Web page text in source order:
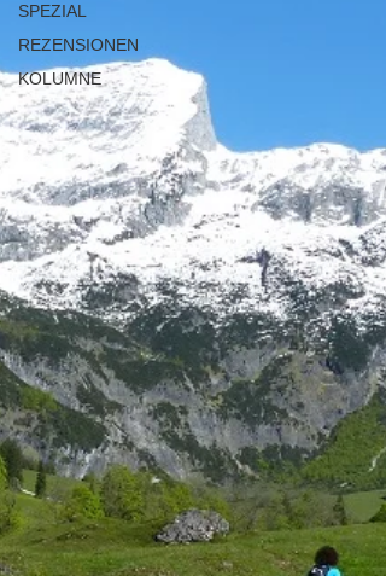
SPEZIAL
REZENSIONEN
KOLUMNE